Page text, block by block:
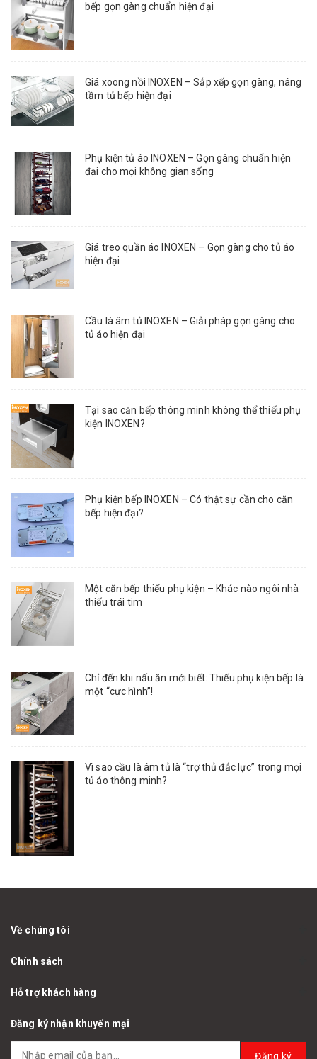
bếp gọn gàng chuẩn hiện đại
Giá xoong nồi INOXEN – Sắp xếp gọn gàng, nâng
tầm tủ bếp hiện đại
Phụ kiện tủ áo INOXEN – Gọn gàng chuẩn hiện
đại cho mọi không gian sống
Giá treo quần áo INOXEN – Gọn gàng cho tủ áo
hiện đại
Cầu là âm tủ INOXEN – Giải pháp gọn gàng cho
tủ áo hiện đại
Tại sao căn bếp thông minh không thể thiếu phụ
kiện INOXEN?
Phụ kiện bếp INOXEN – Có thật sự cần cho căn
bếp hiện đại?
Một căn bếp thiếu phụ kiện – Khác nào ngôi nhà
thiếu trái tim
Chỉ đến khi nấu ăn mới biết: Thiếu phụ kiện bếp là
một “cực hình”!
Vì sao cầu là âm tủ là “trợ thủ đắc lực” trong mọi
tủ áo thông minh?
Về chúng tôi
Chính sách
Hỗ trợ khách hàng
Đăng ký nhận khuyến mại
Đăng ký